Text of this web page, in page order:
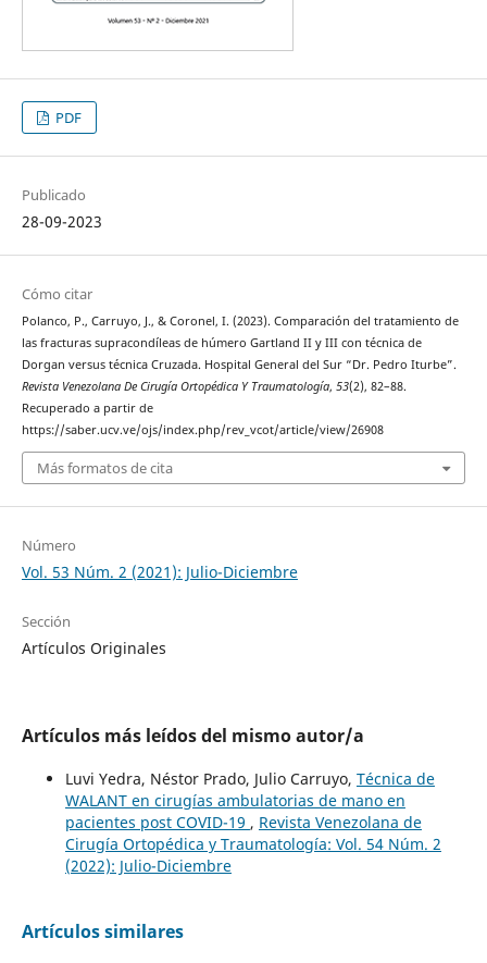
PDF
Publicado
28-09-2023
Cómo citar
Polanco, P., Carruyo, J., & Coronel, I. (2023). Comparación del tratamiento de
las fracturas supracondíleas de húmero Gartland II y III con técnica de
Dorgan versus técnica Cruzada. Hospital General del Sur “Dr. Pedro Iturbe”.
Revista Venezolana De Cirugía Ortopédica Y Traumatología, 53(2), 82–88.
Recuperado a partir de
https://saber.ucv.ve/ojs/index.php/rev_vcot/article/view/26908
Más formatos de cita
Número
Vol. 53 Núm. 2 (2021): Julio-Diciembre
Sección
Artículos Originales
Artículos más leídos del mismo autor/a
Luvi Yedra, Néstor Prado, Julio Carruyo, Técnica de
WALANT en cirugías ambulatorias de mano en
pacientes post COVID-19 , Revista Venezolana de
Cirugía Ortopédica y Traumatología: Vol. 54 Núm. 2
(2022): Julio-Diciembre
Artículos similares